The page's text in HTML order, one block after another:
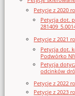
Petycje z 2020
Petycja dot.
Petycje z 2021
Petycja dot.
Podwórko
Petycja
odcinków
Petycje z 2022
Petycje z 2023